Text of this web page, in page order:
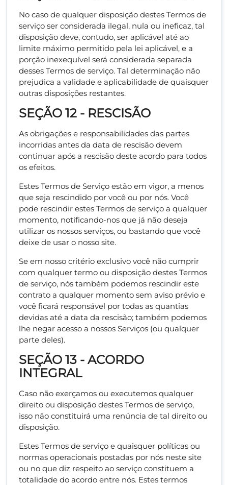
No caso de qualquer disposição destes Termos de
serviço ser considerada ilegal, nula ou ineficaz, tal
disposição deve, contudo, ser aplicável até ao
limite máximo permitido pela lei aplicável, e a
porção inexequível será considerada separada
desses Termos de serviço. Tal determinação não
prejudica a validade e aplicabilidade de quaisquer
outras disposições restantes.
SEÇÃO 12 - RESCISÃO
As obrigações e responsabilidades das partes
incorridas antes da data de rescisão devem
continuar após a rescisão deste acordo para todos
os efeitos.
Estes Termos de Serviço estão em vigor, a menos
que seja rescindido por você ou por nós. Você
pode rescindir estes Termos de serviço a qualquer
momento, notificando-nos que já não deseja
utilizar os nossos serviços, ou bastando que você
deixe de usar o nosso site.
Se em nosso critério exclusivo você não cumprir
com qualquer termo ou disposição destes Termos
de serviço, nós também podemos rescindir este
contrato a qualquer momento sem aviso prévio e
você ficará responsável por todas as quantias
devidas até a data da rescisão; também podemos
lhe negar acesso a nossos Serviços (ou qualquer
parte deles).
SEÇÃO 13 - ACORDO
INTEGRAL
Caso não exerçamos ou executemos qualquer
direito ou disposição destes Termos de serviço,
isso não constituirá uma renúncia de tal direito ou
disposição.
Estes Termos de serviço e quaisquer políticas ou
normas operacionais postadas por nós neste site
ou no que diz respeito ao serviço constituem a
totalidade do acordo entre nós. Estes termos